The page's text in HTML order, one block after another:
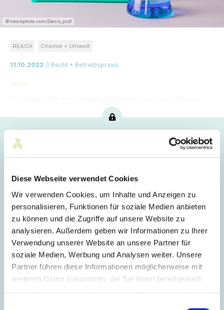
Diese Webseite verwendet Cookies
Wir verwenden Cookies, um Inhalte und Anzeigen zu
personalisieren, Funktionen für soziale Medien anbieten
zu können und die Zugriffe auf unsere Website zu
analysieren. Außerdem geben wir Informationen zu Ihrer
Verwendung unserer Website an unsere Partner für
soziale Medien, Werbung und Analysen weiter. Unsere
Partner führen diese Informationen möglicherweise mit
weiteren Daten zusammen, die Sie ihnen bereitgestellt
©Istockphoto.com/Denis_prof
11.10.2022 // Recht + Betriebspraxis
REACH Chemie + Umwelt
Fluorchemie zusammengefasst.
Dieser Artikel ist nur für Mitglieder sichtbar.
Login
E-Mail
Passwort